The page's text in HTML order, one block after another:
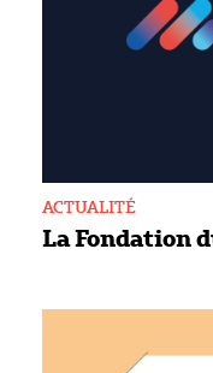
La Fondation
ACTUALITÉ